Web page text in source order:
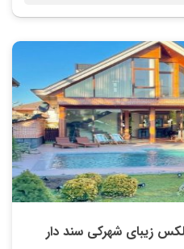
زیبای شهرکی سند دار